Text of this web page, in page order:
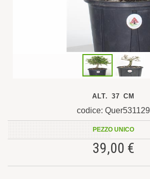
ALT. 37 CM
codice: Quer531129
PEZZO UNICO
39,00 €